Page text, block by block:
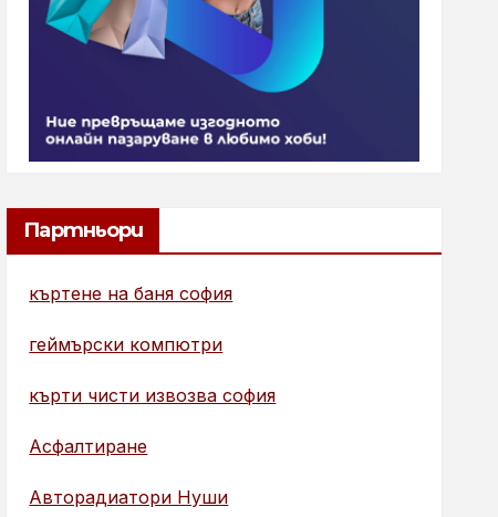
Партньори
къртене на баня софия
геймърски компютри
кърти чисти извозва софия
Асфалтиране
Авторадиатори Нуши